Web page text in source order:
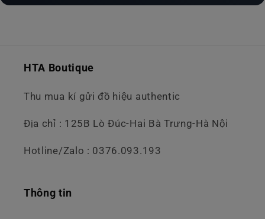
HTA Boutique
Thu mua kí gửi đồ hiệu authentic
Địa chỉ : 125B Lò Đúc-Hai Bà Trưng-Hà Nội
Hotline/Zalo : 0376.093.193
Thông tin